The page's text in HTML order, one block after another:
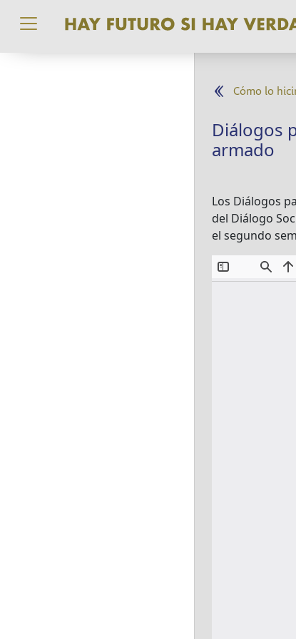
Pasar al contenido principal
Cómo lo
Diálogos
armado
Los Diálogos
del Diálogo
el segundo